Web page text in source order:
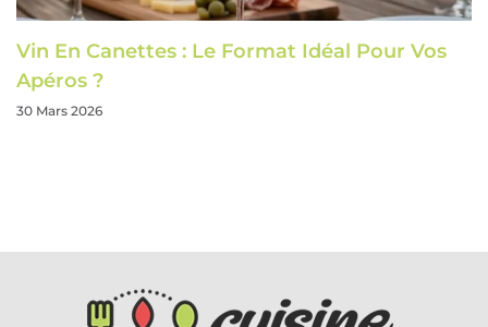
Vin En Canettes : Le Format Idéal Pour Vos
Apéros ?
30 Mars 2026